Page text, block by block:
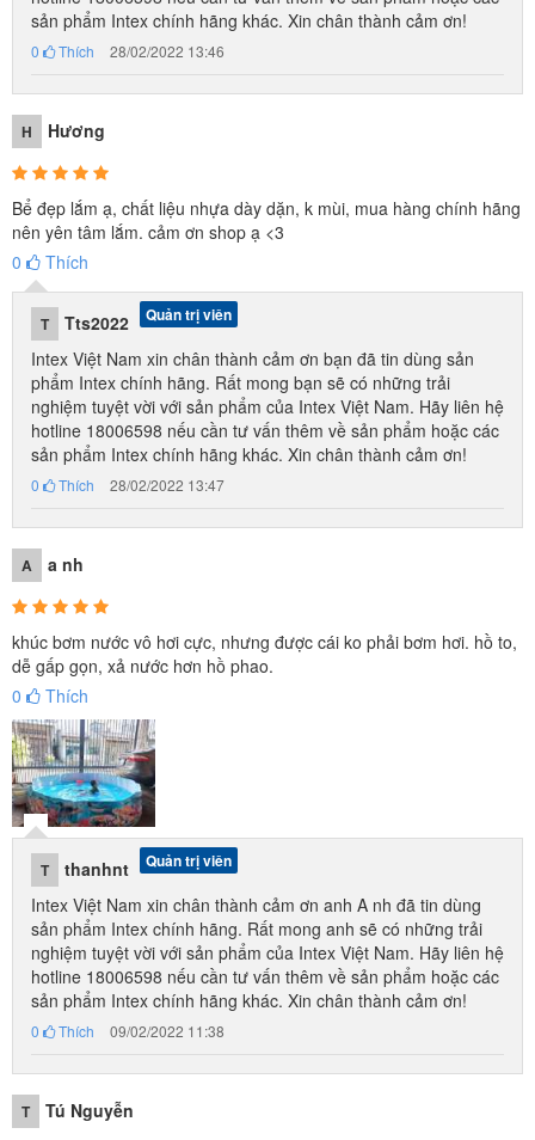
sản phẩm Intex chính hãng khác. Xin chân thành cảm ơn!
0 Thích 28/02/2022 13:46
H Hương
Bể đẹp lắm ạ, chất liệu nhựa dày dặn, k mùi, mua hàng chính hãng
nên yên tâm lắm. cảm ơn shop ạ <3
0
Thích
T Tts2022 Quản trị viên
Intex Việt Nam xin chân thành cảm ơn bạn đã tin dùng sản
phẩm Intex chính hãng. Rất mong bạn sẽ có những trải
nghiệm tuyệt vời với sản phẩm của Intex Việt Nam. Hãy liên hệ
hotline 18006598 nếu cần tư vấn thêm về sản phẩm hoặc các
sản phẩm Intex chính hãng khác. Xin chân thành cảm ơn!
0 Thích 28/02/2022 13:47
A a nh
khúc bơm nước vô hơi cực, nhưng được cái ko phải bơm hơi. hồ to,
dễ gấp gọn, xả nước hơn hồ phao.
0
Thích
T thanhnt Quản trị viên
Intex Việt Nam xin chân thành cảm ơn anh A nh đã tin dùng
sản phẩm Intex chính hãng. Rất mong anh sẽ có những trải
nghiệm tuyệt vời với sản phẩm của Intex Việt Nam. Hãy liên hệ
hotline 18006598 nếu cần tư vấn thêm về sản phẩm hoặc các
sản phẩm Intex chính hãng khác. Xin chân thành cảm ơn!
0 Thích 09/02/2022 11:38
T Tú Nguyễn